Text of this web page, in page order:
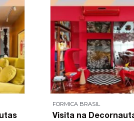
FORMICA BRASIL
Visita na